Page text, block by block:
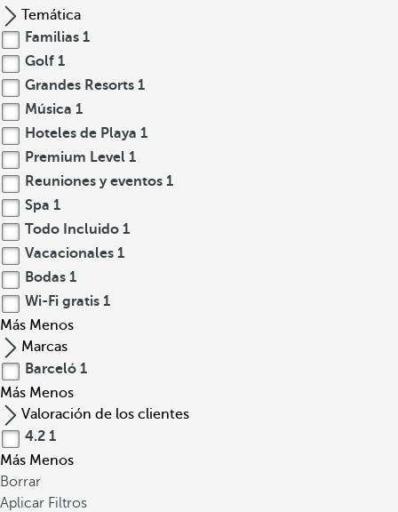
Temática
Familias 1
Golf 1
Grandes Resorts 1
Música 1
Hoteles de Playa 1
Premium Level 1
Reuniones y eventos 1
Spa 1
Todo Incluido 1
Vacacionales 1
Bodas 1
Wi-Fi gratis 1
Más Menos
Marcas
Barceló 1
Más Menos
Valoración de los clientes
4.2 1
Más Menos
Borrar
Aplicar Filtros